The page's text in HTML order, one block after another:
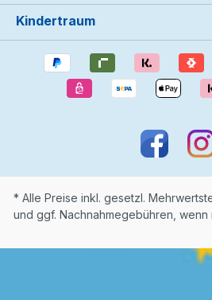
Kindertraum
* Alle Preise inkl. gesetzl.
und ggf. Nachnahmegebühren,